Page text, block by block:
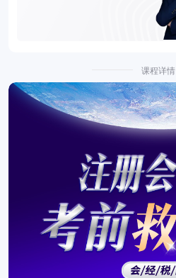
课程详情